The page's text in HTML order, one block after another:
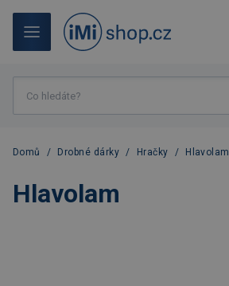
Domů / Drobné dárky / Hračky / Hlavolam
Hlavolam